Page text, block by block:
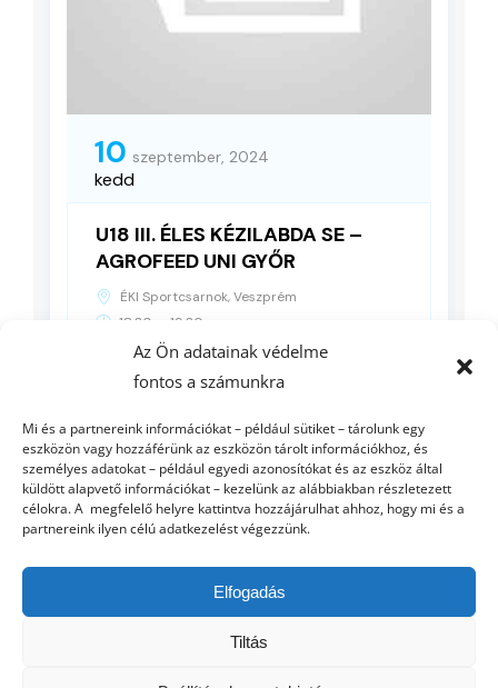
Az Ön adatainak védelme
fontos a számunkra
Mi és a partnereink információkat – például sütiket – tárolunk egy
eszközön vagy hozzáférünk az eszközön tárolt információkhoz, és
személyes adatokat – például egyedi azonosítókat és az eszköz által
küldött alapvető információkat – kezelünk az alábbiakban részletezett
célokra. A megfelelő helyre kattintva hozzájárulhat ahhoz, hogy mi és a
partnereink ilyen célú adatkezelést végezzünk.
Elfogadás
Tiltás
10 szeptember, 2024
kedd
U18 III. ÉLES KÉZILABDA SE –
AGROFEED UNI GYŐR
ÉKI Sportcsarnok, Veszprém
18:30
19:30
RÉSZLETEK